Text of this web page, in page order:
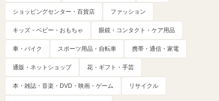
ショッピングセンター・百貨店 ファッション
キッズ・ベビー・おもちゃ 眼鏡・コンタクト・ケア用品
車・バイク スポーツ用品・自転車 携帯・通信・家電
通販・ネットショップ 花・ギフト・手芸
本・雑誌・音楽・DVD・映画・ゲーム リサイクル